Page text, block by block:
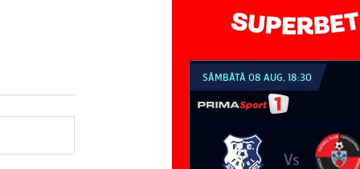
Vs
SÂMBĂTĂ 08 AUG, 21:30
Vs